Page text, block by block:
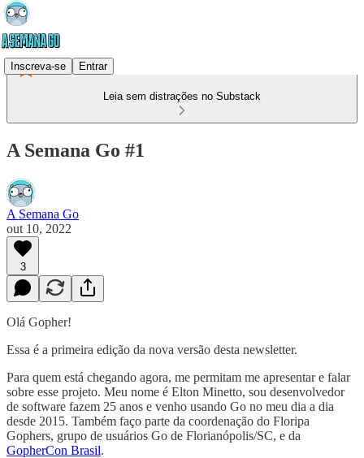
Inscreva-se Entrar
Leia sem distrações no Substack
A Semana Go #1
A Semana Go
out 10, 2022
3
Olá Gopher!
Essa é a primeira edição da nova versão desta newsletter.
Para quem está chegando agora, me permitam me apresentar e falar
sobre esse projeto. Meu nome é Elton Minetto, sou desenvolvedor
de software fazem 25 anos e venho usando Go no meu dia a dia
desde 2015. Também faço parte da coordenação do Floripa
Gophers, grupo de usuários Go de Florianópolis/SC, e da
GopherCon Brasil.